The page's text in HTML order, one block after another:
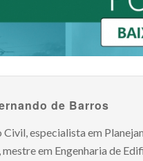
de Barros
Civil, especialista em
em Engenharia de